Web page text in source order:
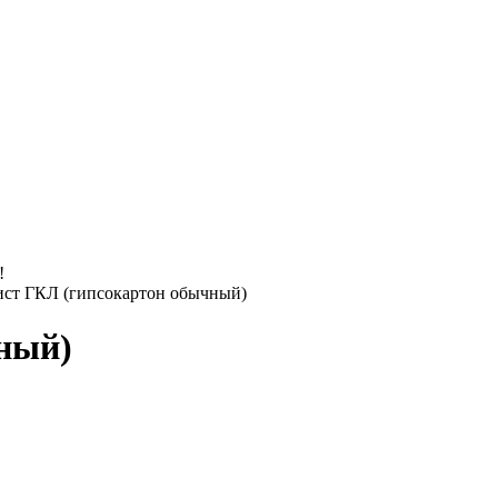
ГКЛ (гипсокартон обычный)